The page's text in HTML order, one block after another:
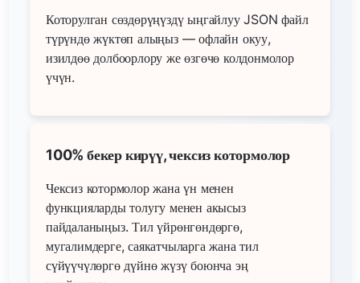
Которулган сөздөрүңүздү ыңгайлуу JSON файл
түрүндө жүктөп алыңыз — офлайн окуу,
изилдөө долбоорлору же өзгөчө колдонмолор
үчүн.
100% бекер кирүү, чексиз котормолор
Чексиз котормолор жана үн менен
функцияларды толугу менен акысыз
пайдаланыңыз. Тил үйрөнгөндөргө,
мугалимдерге, саякатчыларга жана тил
сүйүүчүлөргө дүйнө жүзү боюнча эң